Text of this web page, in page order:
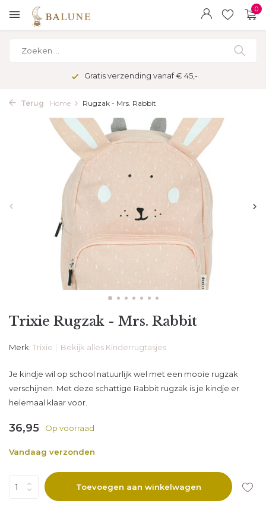
0
Gratis verzending vanaf € 45,-
Terug Home Rugzak - Mrs. Rabbit
Trixie Rugzak - Mrs. Rabbit
Merk: Trixie Bekijk alles Kinderrugtasjes
Je kindje wil op school natuurlijk wel met een mooie rugzak
verschijnen. Met deze schattige Rabbit rugzak is je kindje er
helemaal klaar voor.
36,95 Op voorraad
Vandaag verzonden
Toevoegen aan winkelwagen